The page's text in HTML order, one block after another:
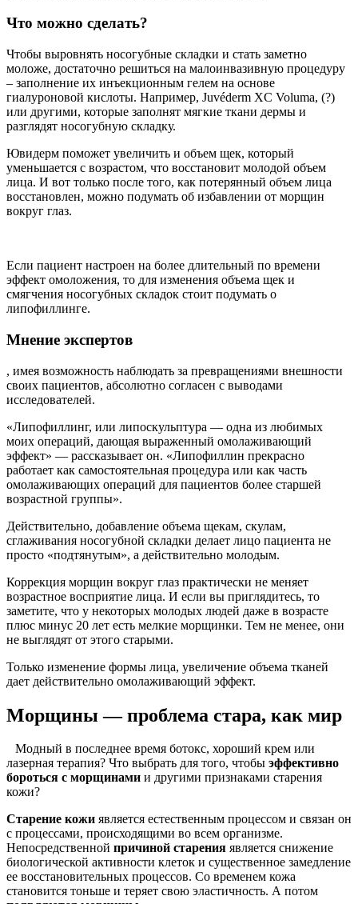
Что можно сделать?
Чтобы выровнять носогубные складки и стать заметно
моложе, достаточно решиться на малоинвазивную процедуру
– заполнение их инъекционным гелем на основе
гиалуроновой кислоты. Например, Juvéderm XC Voluma, (?)
или другими, которые заполнят мягкие ткани дермы и
разглядят носогубную складку.
Ювидерм поможет увеличить и объем щек, который
уменьшается с возрастом, что восстановит молодой объем
лица. И вот только после того, как потерянный объем лица
восстановлен, можно подумать об избавлении от морщин
вокруг глаз.
Если пациент настроен на более длительный по времени
эффект омоложения, то для изменения объема щек и
смягчения носогубных складок стоит подумать о
липофиллинге.
Мнение экспертов
, имея возможность наблюдать за превращениями внешности
своих пациентов, абсолютно согласен с выводами
исследователей.
«Липофиллинг, или липоскульптура — одна из любимых
моих операций, дающая выраженный омолаживающий
эффект» — рассказывает он. «Липофиллин прекрасно
работает как самостоятельная процедура или как часть
омолаживающих операций для пациентов более старшей
возрастной группы».
Действительно, добавление объема щекам, скулам,
сглаживания носогубной складки делает лицо пациента не
просто «подтянутым», а действительно молодым.
Коррекция морщин вокруг глаз практически не меняет
возрастное восприятие лица. И если вы приглядитесь, то
заметите, что у некоторых молодых людей даже в возрасте
плюс минус 20 лет есть мелкие морщинки. Тем не менее, они
не выглядят от этого старыми.
Только изменение формы лица, увеличение объема тканей
дает действительно омолаживающий эффект.
Морщины — проблема стара, как мир
Модный в последнее время ботокс, хороший крем или
лазерная терапия? Что выбрать для того, чтобы эффективно
бороться с морщинами и другими признаками старения
кожи?
Старение кожи является естественным процессом и связан он
с процессами, происходящими во всем организме.
Непосредственной причиной старения является снижение
биологической активности клеток и существенное замедление
ее восстановительных процессов. Со временем кожа
становится тоньше и теряет свою эластичность. А потом